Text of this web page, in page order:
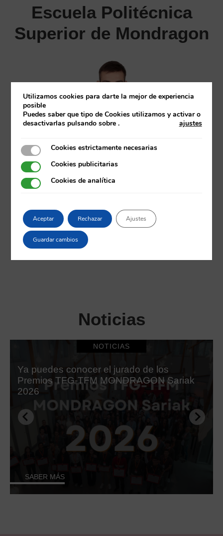
Escuela Politécnica
Superior de Mondragon
PABLO VALLE ENTRENA
Inteligencia Artificial y Analítica de Datos
Noticias
NOTICIAS
Ya puedes conocer el jurado de los
Premios TFG-TFM MONDRAGON Sariak
2026
SABER MÁS
Utilizamos cookies para darte la mejor de experiencia
posible
Puedes saber que tipo de Cookies utilizamos y activar o
desactivarlas pulsando sobre
ajustes
.
Cookies estrictamente necesarias
Cookies estrictamente necesarias
Cookies publicitarias
Cookies publicitarias
Cookies de analítica
Cookies de analítica
Aceptar Rechazar Ajustes
Guardar cambios